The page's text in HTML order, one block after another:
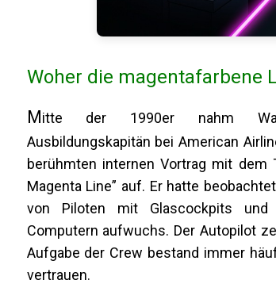
Woher die magentafarbene
M itte der 1990er nahm
Ausbildungskapitän bei American
berühmten internen Vortrag mit dem
Magenta Line” auf. Er hatte
von Piloten mit Glascockpits und
Computern aufwuchs. Der Autopilot
Aufgabe der Crew bestand immer
vertrauen.